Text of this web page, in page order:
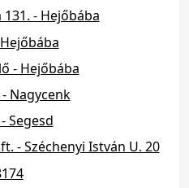
- Hejőbába
- Hejőbába
Nagycenk
Segesd
- Széchenyi István U. 20